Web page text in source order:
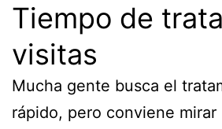
Tiempo de
visitas
Mucha gente busca el
rápido, pero conviene mirar